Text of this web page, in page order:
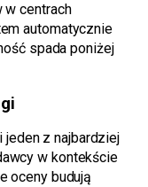
w centrach
automatycznie
spada poniżej
jeden z najbardziej
w kontekście
oceny budują